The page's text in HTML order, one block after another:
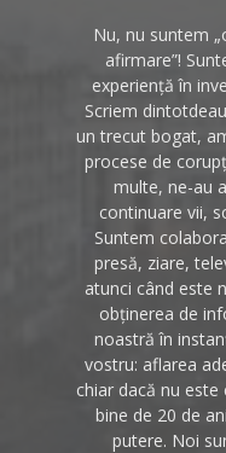
Nu, nu suntem
afirmare”!
experiență în
Scriem
un trecut bogat,
procese de
multe, ne-au
continuare vii,
Suntem
presă, ziare,
atunci când este
obținerea de
noastră în
vostru: aflarea
chiar dacă nu
bine de 20 de
putere. Noi